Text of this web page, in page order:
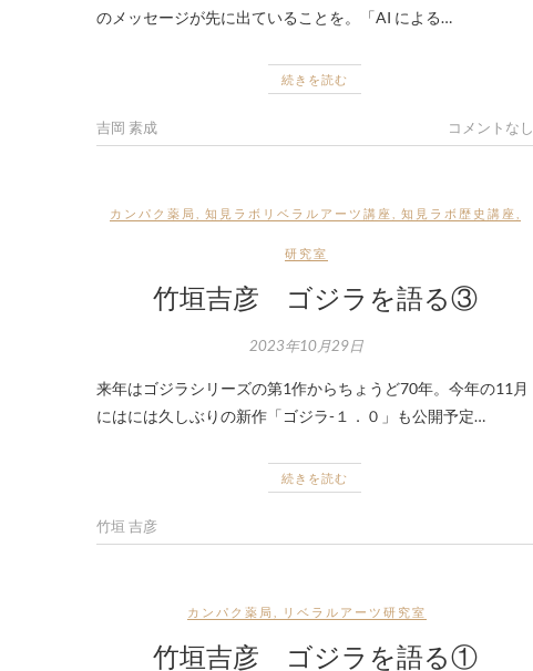
のメッセージが先に出ていることを。「AI による…
続きを読む
吉岡 素成 コメントなし
カンパク薬局 知見ラボリベラルアーツ講座 知見ラボ歴史講座
研究室
竹垣吉彦 ゴジラを語る③
2023年10月29日
来年はゴジラシリーズの第1作からちょうど70年。今年の11月
にはには久しぶりの新作「ゴジラ-１．０」も公開予定…
続きを読む
竹垣 吉彦
カンパク薬局 リベラルアーツ研究室
竹垣吉彦 ゴジラを語る①